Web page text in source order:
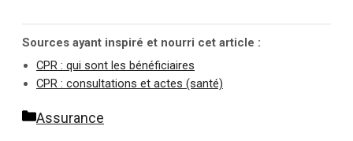
Sources ayant inspiré et nourri cet article :
CPR : qui sont les bénéficiaires
CPR : consultations et actes (santé)
Catégories
Assurance